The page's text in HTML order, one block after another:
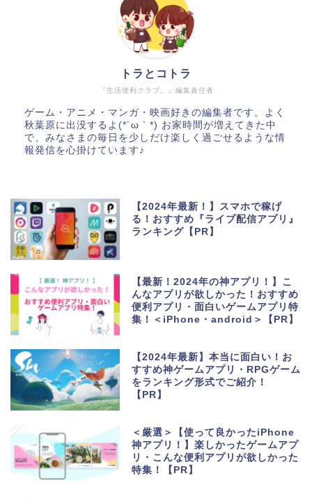
『生活便利クラブ。』編集責任者
トラとコトラ
ゲーム・アニメ・マンガ・映画好きの編集者です。よく
秋葉原に出没するよ(*´ω｀*) お家時間が増えてきた中
で、みなさまの毎日を少しだけ楽しく過ごせるような情
報発信を心掛けています♪
【2024年最新！】スマホで稼げ
る！おすすめ『ライブ配信アプリ』
ランキング【PR】
【最新！2024年の神アプリ！】こ
んなアプリが欲しかった！おすすめ
便利アプリ・面白いゲームアプリ特
集！＜iPhone・android＞【PR】
【2024年最新】本当に面白い！お
すすめ神ゲームアプリ・RPGゲーム
をランキング形式でご紹介！
【PR】
＜厳選＞【使って良かったiPhone
神アプリ！】楽しかったゲームアプ
リ・こんな便利アプリが欲しかった
特集！【PR】